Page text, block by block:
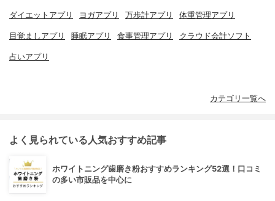
ダイエットアプリ ヨガアプリ 万歩計アプリ 体重管理アプリ
目覚ましアプリ 睡眠アプリ 食事管理アプリ クラウド会計ソフト
占いアプリ
カテゴリ一覧へ
よく見られている人気おすすめ記事
ホワイトニング歯磨き粉おすすめランキング52選！口コミ
の多い市販品を中心に